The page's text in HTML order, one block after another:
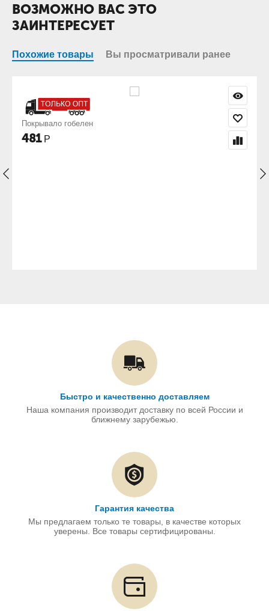
ВОЗМОЖНО ВАС ЭТО
ЗАИНТЕРЕСУЕТ
Похожие товары Вы просматривали ранее
Наволочка гобелен 50х50 Эллада
Быстро и качественно доставляем
Наша компания производит доставку по всей России и
ближнему зарубежью.
Гарантия качества
Мы предлагаем только те товары, в качестве которых
уверены. Все товары сертифицированы.